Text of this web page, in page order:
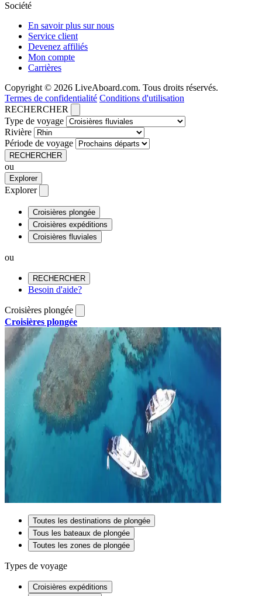
Société
En savoir plus sur nous
Service client
Devenez affiliés
Mon compte
Carrières
Copyright © 2026 LiveAboard.com. Tous droits réservés.
Termes de confidentialité Conditions d'utilisation
RECHERCHER
Type de voyage
Rivière
Période de voyage
RECHERCHER
ou
Explorer
Explorer
Croisières plongée
Croisières expéditions
Croisières fluviales
ou
RECHERCHER
Besoin d'aide?
Croisières plongée
Croisières plongée
Toutes les destinations de plongée
Tous les bateaux de plongée
Toutes les zones de plongée
Types de voyage
Croisières expéditions